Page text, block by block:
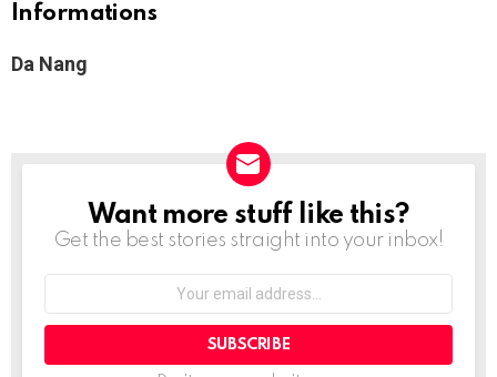
Informations
Da Nang
NEWSLETTER
Want more stuff like this?
Get the best stories straight into your inbox!
address: